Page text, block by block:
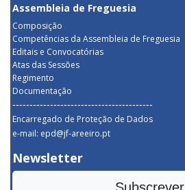
Assembleia de Freguesia
Composição
Competências da Assembleia de Freguesia
Editais e Convocatórias
Atas das Sessões
Regimento
Documentação
-----------------------------------------
Encarregado de Proteção de Dados
e-mail: epd@jf-areeiro.pt
Newsletter